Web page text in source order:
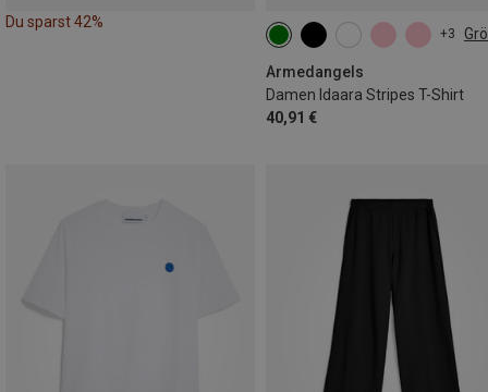
Du sparst 42%
+3
Armedangels
Damen Idaara Stripes T-Shirt
40,91 €
XS S M XL